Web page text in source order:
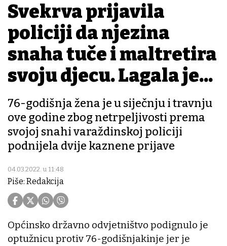
Svekrva prijavila
policiji da njezina
snaha tuče i maltretira
svoju djecu. Lagala je...
76-godišnja žena je u siječnju i travnju
ove godine zbog netrpeljivosti prema
svojoj snahi varaždinskoj policiji
podnijela dvije kaznene prijave
04.03.2022. u 11:48
Piše: Redakcija
Općinsko državno odvjetništvo podignulo je
optužnicu protiv 76-godišnjakinje jer je